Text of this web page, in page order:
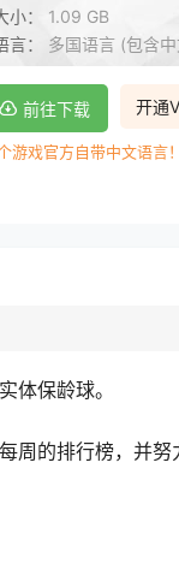
小： 1.09 GB
言： 多国语言 (包含
开通
前往下载
游戏官方自带中文语言！
体保龄球。
的排行榜，并努